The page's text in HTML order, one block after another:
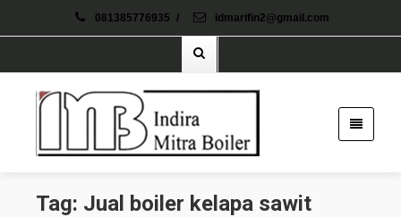
081385776935 / idmarifin2@gmail.com
Tag: Jual boiler kelapa sawit